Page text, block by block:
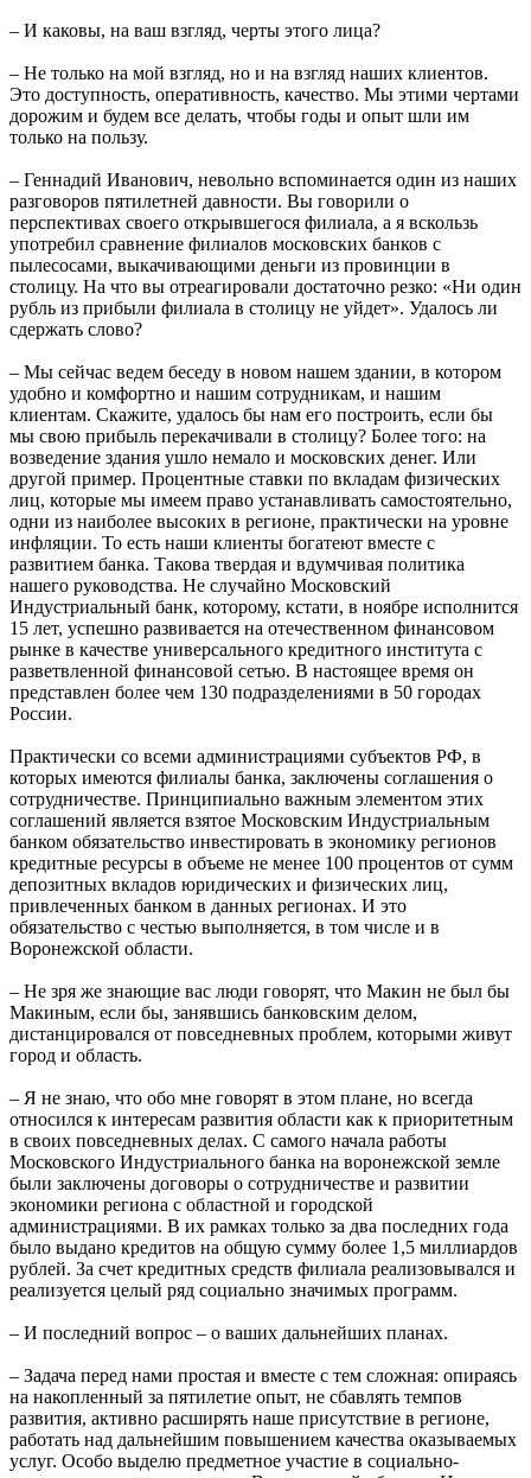
– И каковы, на ваш взгляд, черты этого лица?
– Не только на мой взгляд, но и на взгляд наших клиентов.
Это доступность, оперативность, качество. Мы этими чертами
дорожим и будем все делать, чтобы годы и опыт шли им
только на пользу.
– Геннадий Иванович, невольно вспоминается один из наших
разговоров пятилетней давности. Вы говорили о
перспективах своего открывшегося филиала, а я вскользь
употребил сравнение филиалов московских банков с
пылесосами, выкачивающими деньги из провинции в
столицу. На что вы отреагировали достаточно резко: «Ни один
рубль из прибыли филиала в столицу не уйдет». Удалось ли
сдержать слово?
– Мы сейчас ведем беседу в новом нашем здании, в котором
удобно и комфортно и нашим сотрудникам, и нашим
клиентам. Скажите, удалось бы нам его построить, если бы
мы свою прибыль перекачивали в столицу? Более того: на
возведение здания ушло немало и московских денег. Или
другой пример. Процентные ставки по вкладам физических
лиц, которые мы имеем право устанавливать самостоятельно,
одни из наиболее высоких в регионе, практически на уровне
инфляции. То есть наши клиенты богатеют вместе с
развитием банка. Такова твердая и вдумчивая политика
нашего руководства. Не случайно Московский
Индустриальный банк, которому, кстати, в ноябре исполнится
15 лет, успешно развивается на отечественном финансовом
рынке в качестве универсального кредитного института с
разветвленной финансовой сетью. В настоящее время он
представлен более чем 130 подразделениями в 50 городах
России.
Практически со всеми администрациями субъектов РФ, в
которых имеются филиалы банка, заключены соглашения о
сотрудничестве. Принципиально важным элементом этих
соглашений является взятое Московским Индустриальным
банком обязательство инвестировать в экономику регионов
кредитные ресурсы в объеме не менее 100 процентов от сумм
депозитных вкладов юридических и физических лиц,
привлеченных банком в данных регионах. И это
обязательство с честью выполняется, в том числе и в
Воронежской области.
– Не зря же знающие вас люди говорят, что Макин не был бы
Макиным, если бы, занявшись банковским делом,
дистанцировался от повседневных проблем, которыми живут
город и область.
– Я не знаю, что обо мне говорят в этом плане, но всегда
относился к интересам развития области как к приоритетным
в своих повседневных делах. С самого начала работы
Московского Индустриального банка на воронежской земле
были заключены договоры о сотрудничестве и развитии
экономики региона с областной и городской
администрациями. В их рамках только за два последних года
было выдано кредитов на общую сумму более 1,5 миллиардов
рублей. За счет кредитных средств филиала реализовывался и
реализуется целый ряд социально значимых программ.
– И последний вопрос – о ваших дальнейших планах.
– Задача перед нами простая и вместе с тем сложная: опираясь
на накопленный за пятилетие опыт, не сбавлять темпов
развития, активно расширять наше присутствие в регионе,
работать над дальнейшим повышением качества оказываемых
услуг. Особо выделю предметное участие в социально-